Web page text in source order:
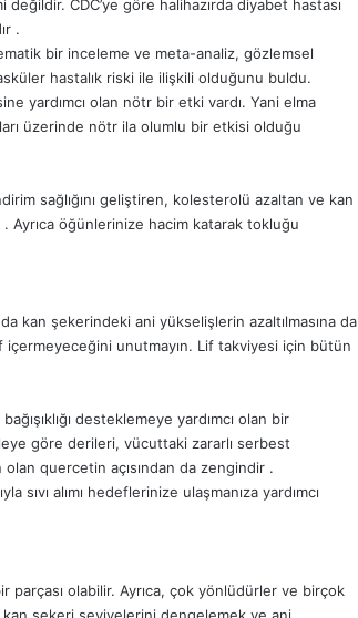
CDC’ye göre halihazırda diyabet hastası
.
bir inceleme ve meta-analiz, gözlemsel
hastalık riski ile ilişkili olduğunu buldu.
yardımcı olan nötr bir etki vardı. Yani elma
üzerinde nötr ila olumlu bir etkisi olduğu
sağlığını geliştiren, kolesterolü azaltan ve kan
öğünlerinize hacim katarak tokluğu
kan şekerindeki ani yükselişlerin azaltılmasına da
içermeyeceğini unutmayın. Lif takviyesi için bütün
desteklemeye yardımcı olan bir
göre derileri, vücuttaki zararlı serbest
quercetin açısından da zengindir .
sıvı alımı hedeflerinize ulaşmanıza yardımcı
parçası olabilir. Ayrıca, çok yönlüdürler ve birçok